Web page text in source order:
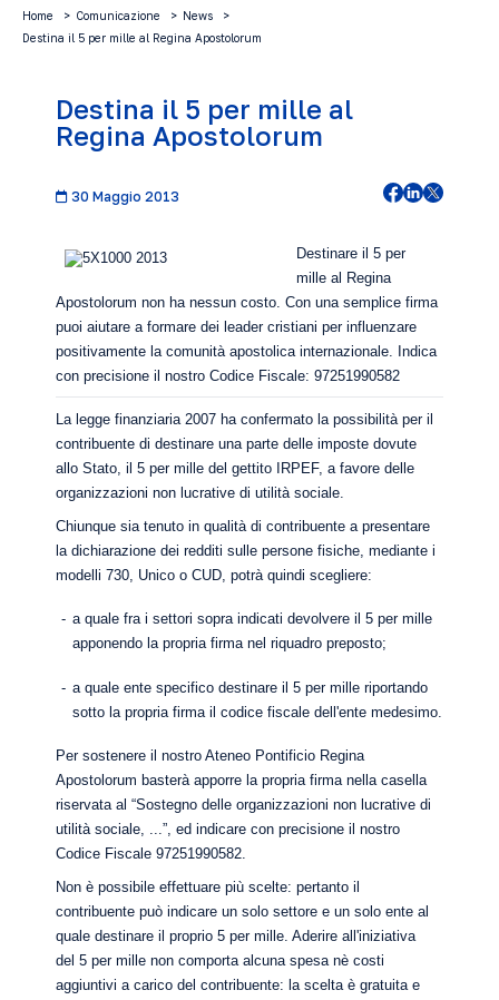
Home Comunicazione
News
Destina il 5 per mille al Regina Apostolorum
Destina il 5 per mille al
Regina Apostolorum
30 Maggio 2013
Destinare il 5 per
mille al Regina
Apostolorum non ha nessun costo. Con una semplice firma
puoi aiutare a formare dei leader cristiani per influenzare
positivamente la comunità apostolica internazionale. Indica
con precisione il nostro Codice Fiscale: 97251990582
La legge finanziaria 2007 ha confermato la possibilità per il
contribuente di destinare una parte delle imposte dovute
allo Stato, il 5 per mille del gettito IRPEF, a favore delle
organizzazioni non lucrative di utilità sociale.
Chiunque sia tenuto in qualità di contribuente a presentare
la dichiarazione dei redditi sulle persone fisiche, mediante i
modelli 730, Unico o CUD, potrà quindi scegliere:
- a quale fra i settori sopra indicati devolvere il 5 per mille
apponendo la propria firma nel riquadro preposto;
- a quale ente specifico destinare il 5 per mille riportando
sotto la propria firma il codice fiscale dell'ente medesimo.
Per sostenere il nostro Ateneo Pontificio Regina
Apostolorum basterà apporre la propria firma nella casella
riservata al “Sostegno delle organizzazioni non lucrative di
utilità sociale, ...”, ed indicare con precisione il nostro
Codice Fiscale 97251990582.
Non è possibile effettuare più scelte: pertanto il
contribuente può indicare un solo settore e un solo ente al
quale destinare il proprio 5 per mille. Aderire all'iniziativa
del 5 per mille non comporta alcuna spesa nè costi
aggiuntivi a carico del contribuente: la scelta è gratuita e